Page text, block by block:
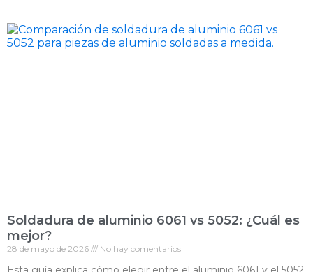
Soldadura de aluminio 6061 vs 5052: ¿Cuál es
mejor?
28 de mayo de 2026 No hay comentarios